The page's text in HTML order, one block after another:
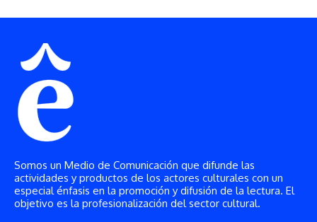
Somos un Medio de Comunicación que difunde las
actividades y productos de los actores culturales con un
especial énfasis en la promoción y difusión de la lectura. El
objetivo es la profesionalización del sector cultural.